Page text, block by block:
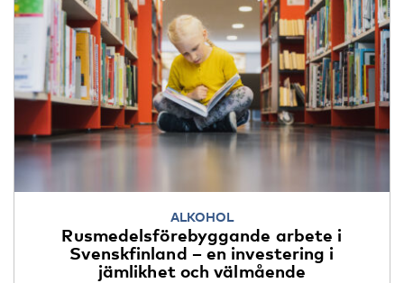
ALKOHOL
Rusmedelsförebyggande arbete i
Svenskfinland – en investering i
jämlikhet och välmående